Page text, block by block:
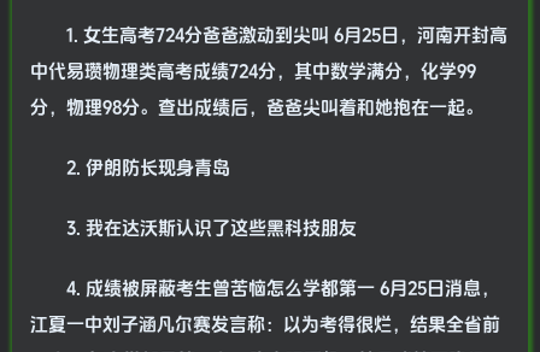
1. 女生高考724分爸爸激动到尖叫 6月25日，河南开封高
中代易瓒物理类高考成绩724分，其中数学满分，化学99
分，物理98分。查出成绩后，爸爸尖叫着和她抱在一起。
2. 伊朗防长现身青岛
3. 我在达沃斯认识了这些黑科技朋友
4. 成绩被屏蔽考生曾苦恼怎么学都第一 6月25日消息，
江夏一中刘子涵凡尔赛发言称：以为考得很烂，结果全省前